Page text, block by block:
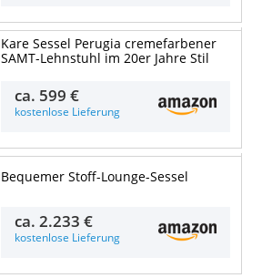
Kare Sessel Perugia cremefarbener
SAMT-Lehnstuhl im 20er Jahre Stil
ca. 599 €
kostenlose Lieferung
Bequemer Stoff-Lounge-Sessel
ca.2.233 €
kostenlose Lieferung